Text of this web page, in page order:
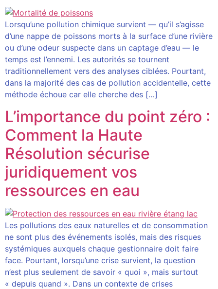
Lorsqu’une pollution chimique survient — qu’il s’agisse
d’une nappe de poissons morts à la surface d’une rivière
ou d’une odeur suspecte dans un captage d’eau — le
temps est l’ennemi. Les autorités se tournent
traditionnellement vers des analyses ciblées. Pourtant,
dans la majorité des cas de pollution accidentelle, cette
méthode échoue car elle cherche des […]
L’importance du point zéro :
Comment la Haute
Résolution sécurise
juridiquement vos
ressources en eau
Les pollutions des eaux naturelles et de consommation
ne sont plus des événements isolés, mais des risques
systémiques auxquels chaque gestionnaire doit faire
face. Pourtant, lorsqu’une crise survient, la question
n’est plus seulement de savoir « quoi », mais surtout
« depuis quand ». Dans un contexte de crises